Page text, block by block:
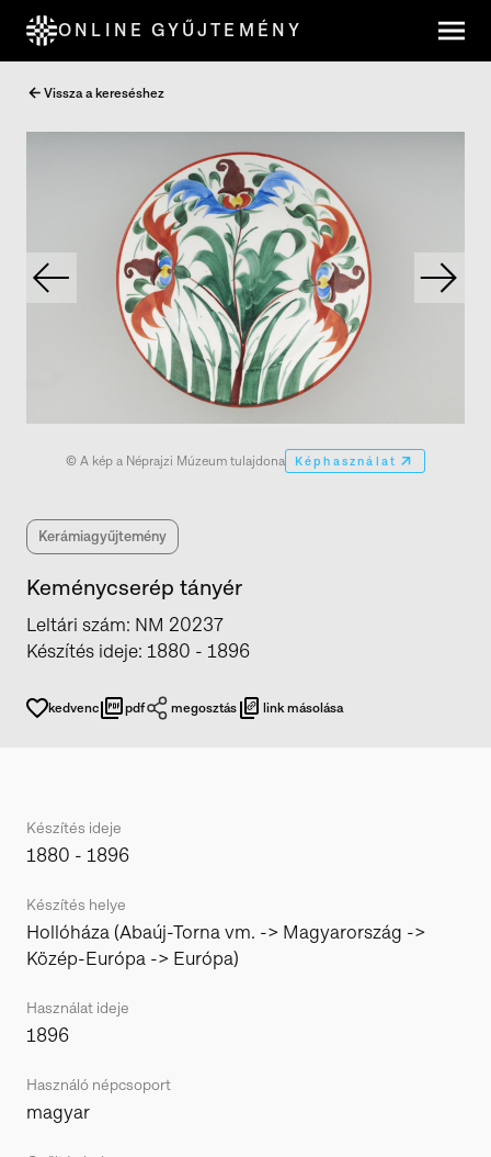
ONLINE GYŰJTEMÉNY
Vissza a kereséshez
© A kép a Néprajzi Múzeum tulajdona Képhasználat
Kerámiagyűjtemény
Keménycserép tányér
Leltári szám: NM 20237
Készítés ideje: 1880 - 1896
kedvenc pdf megosztás link másolása
Készítés ideje
1880 - 1896
Készítés helye
Hollóháza (Abaúj-Torna vm. -> Magyarország ->
Közép-Európa -> Európa)
Használat ideje
1896
Használó népcsoport
magyar